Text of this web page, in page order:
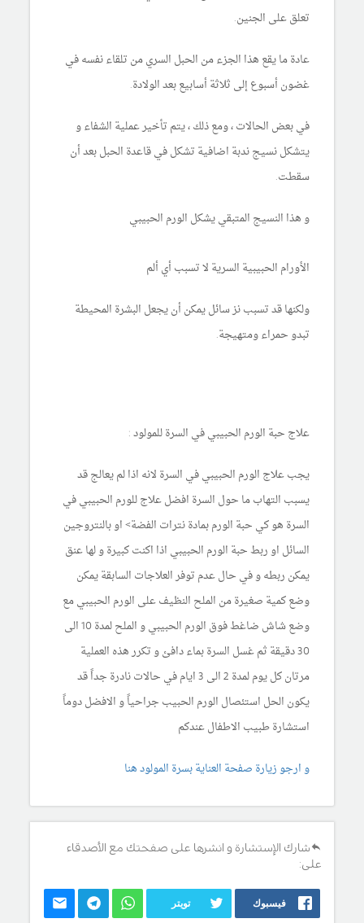
تعلق على الجنين.
عادة ما يقع هذا الجزء من الحبل السري من تلقاء نفسه في
غضون أسبوع إلى ثلاثة أسابيع بعد الولادة.
في بعض الحالات ، ومع ذلك ، يتم تأخير عملية الشفاء و
يتشكل نسيج ندبة اضافية تشكل في قاعدة الحبل بعد أن
سقطت.
و هذا النسيج المتبقي يشكل الورم الحبيبي
الأورام الحبيبية السرية لا تسبب أي ألم
ولكنها قد تسبب نز سائل يمكن أن يجعل البشرة المحيطة
تبدو حمراء ومتهيجة.
علاج حبة الورم الحبيبي في السرة للمولود :
يجب علاج الورم الحبيبي في السرة لانه اذا لم يعالج قد
يسبب التهاب ما حول السرة افضل علاج للورم الحبيبي في
السرة هو كي حبة الورم بمادة نترات الفضة> او بالنتروجين
السائل او ربط حبة الورم الحبيبي اذا اكنت كبيرة و لها عنق
يمكن ربطه و في حال عدم توفر العلاجات السابقة يمكن
وضع كمية صغيرة من الملح النظيف على الورم الحبيبي مع
وضع شاش ضاغط فوق الورم الحبيبي و الملح لمدة 10 الى
30 دقيقة ثم غسل السرة بماء دافئ و تكرر هذه العملية
مرتان كل يوم لمدة 2 الى 3 ايام في حالات نادرة جداً قد
يكون الحل استئصال الورم الحبيب جراحياً و الافضل دوماً
استشارة طبيب الاطفال عندكم
و ارجو زيارة صفحة العناية بسرة المولود هنا
شارك الإستشارة و انشرها على صفحتك مع الأصدقاء
على:
فيسبوك تويتر